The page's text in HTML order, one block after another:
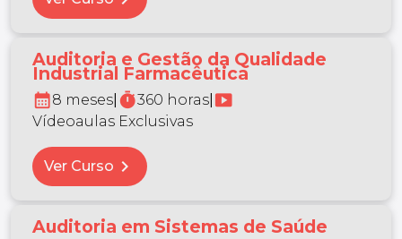
Auditoria e Gestão da Qualidade
Industrial Farmacêutica
calendar_month8 meses timer360 horas smart_display
Vídeoaulas Exclusivas
Ver Curso chevron_right
Auditoria em Sistemas de Saúde